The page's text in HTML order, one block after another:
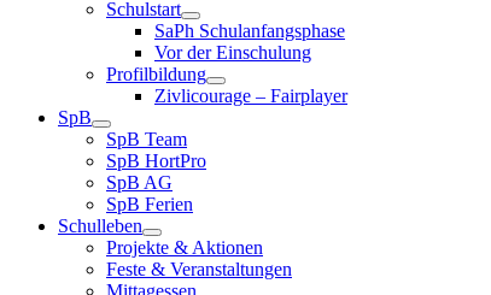
Schulstart
SaPh Schulanfangsphase
Vor der Einschulung
Profilbildung
Zivlicourage – Fairplayer
SpB
SpB Team
SpB HortPro
SpB AG
SpB Ferien
Schulleben
Projekte & Aktionen
Feste & Veranstaltungen
Mittagessen